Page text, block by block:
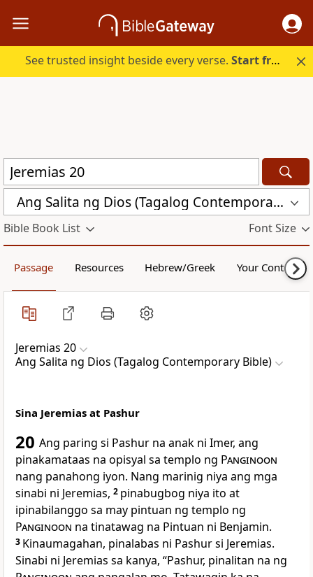
See trusted insight beside every verse.Start free.
Ang Salita ng Dios (Tagalog Contemporary Bible) (ASND)
Bible Book List Font Size
Passage Resources Hebrew/Greek Your Content
Jeremias 20
Ang Salita ng Dios (Tagalog Contemporary Bible)
Sina Jeremias at Pashur
20 Ang paring si Pashur na anak ni Imer, ang
pinakamataas na opisyal sa templo ng Panginoon
nang panahong iyon. Nang marinig niya ang mga
sinabi ni Jeremias, 2 pinabugbog niya ito at
ipinabilanggo sa may pintuan ng templo ng
Panginoon na tinatawag na Pintuan ni Benjamin.
3 Kinaumagahan, pinalabas ni Pashur si Jeremias.
Sinabi ni Jeremias sa kanya, “Pashur, pinalitan na ng